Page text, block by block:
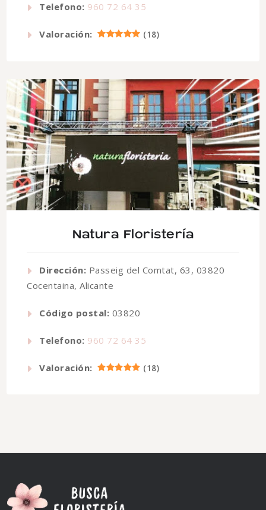
Telefono: 960 72 64 35
Valoración: (18)
Natura Floristería
Dirección: Passeig del Comtat, 63, 03820
Cocentaina, Alicante
Código postal: 03820
Telefono: 960 72 64 35
Valoración: (18)